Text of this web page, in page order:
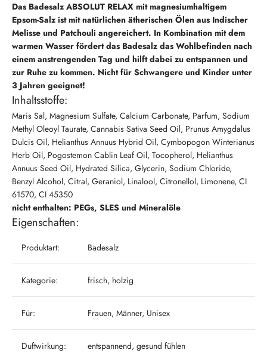
Das Badesalz ABSOLUT RELAX mit magnesiumhaltigem
Epsom-Salz ist mit natürlichen ätherischen Ölen aus Indischer
Melisse und Patchouli angereichert. In Kombination mit dem
warmen Wasser fördert das Badesalz das Wohlbefinden nach
einem anstrengenden Tag und hilft dabei zu entspannen und
zur Ruhe zu kommen. Nicht für Schwangere und Kinder unter
3 Jahren geeignet!
Inhaltsstoffe:
Maris Sal, Magnesium Sulfate, Calcium Carbonate, Parfum, Sodium
Methyl Oleoyl Taurate, Cannabis Sativa Seed Oil, Prunus Amygdalus
Dulcis Oil, Helianthus Annuus Hybrid Oil, Cymbopogon Winterianus
Herb Oil, Pogostemon Cablin Leaf Oil, Tocopherol, Helianthus
Annuus Seed Oil, Hydrated Silica, Glycerin, Sodium Chloride,
Benzyl Alcohol, Citral, Geraniol, Linalool, Citronellol, Limonene, CI
61570, CI 45350
nicht enthalten: PEGs, SLES und Mineralöle
Eigenschaften:
Produktart: Badesalz
Kategorie: frisch, holzig
Für: Frauen, Männer, Unisex
Duftwirkung: entspannend, gesund fühlen